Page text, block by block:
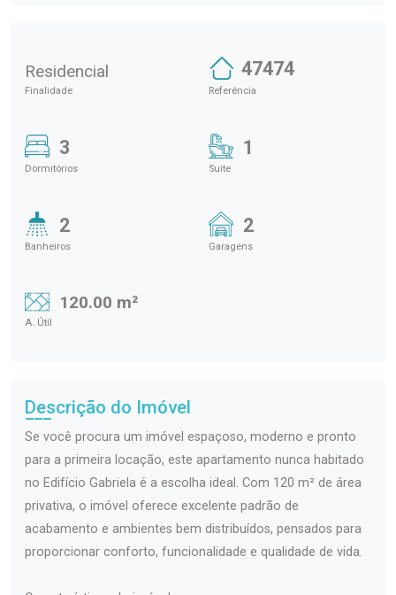
Residencial
Finalidade
47474
Referência
3
Dormitórios
1
Suite
2
Banheiros
2
Garagens
120.00 m²
A. Útil
Descrição do Imóvel
Se você procura um imóvel espaçoso, moderno e pronto
para a primeira locação, este apartamento nunca habitado
no Edifício Gabriela é a escolha ideal. Com 120 m² de área
privativa, o imóvel oferece excelente padrão de
acabamento e ambientes bem distribuídos, pensados para
proporcionar conforto, funcionalidade e qualidade de vida.